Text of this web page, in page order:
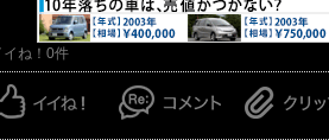
イね！0件